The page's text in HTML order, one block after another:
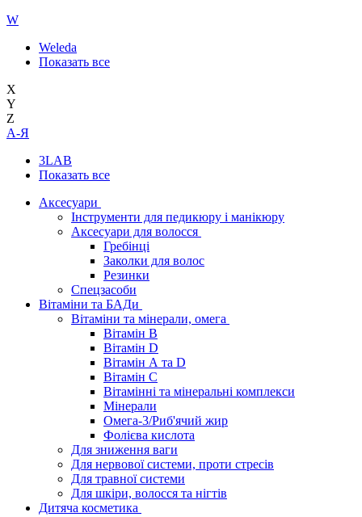
W
Weleda
Показать все
X
Y
Z
А-Я
3LAB
Показать все
Аксесуари
Інструменти для педикюру і манікюру
Аксесуари для волосся
Гребінці
Заколки для волос
Резинки
Спецзасоби
Вітаміни та БАДи
Вітаміни та мінерали, омега
Вітамін B
Вітамін D
Вітамін А та D
Вітамін С
Вітамінні та мінеральні комплекси
Мінерали
Омега-3/Риб'ячий жир
Фолієва кислота
Для зниження ваги
Для нервової системи, проти стресів
Для травної системи
Для шкіри, волосся та нігтів
Дитяча косметика